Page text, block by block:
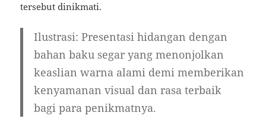
tersebut dinikmati.
Ilustrasi: Presentasi hidangan dengan
bahan baku segar yang menonjolkan
keaslian warna alami demi memberikan
kenyamanan visual dan rasa terbaik
bagi para penikmatnya.